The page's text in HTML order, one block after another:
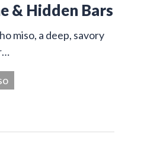
& Hidden Bars
miso, a deep, savory